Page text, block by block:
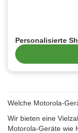
Personalisierte
Welche Motorola-
Wir bieten eine
Motorola-Geräte wie